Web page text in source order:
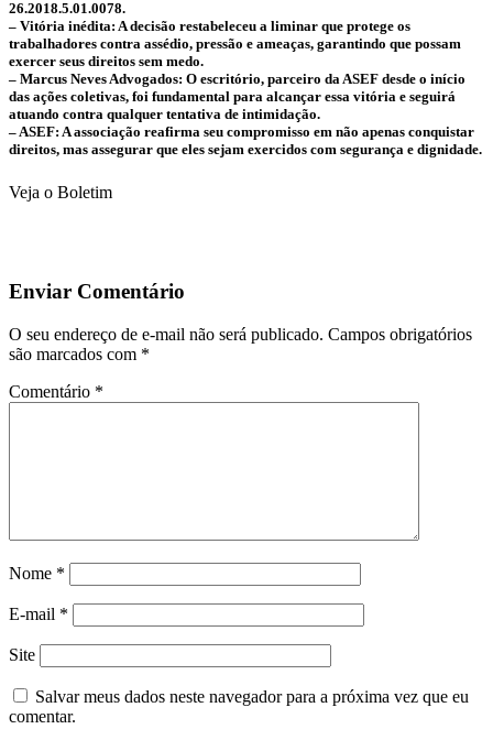
26.2018.5.01.0078.
– Vitória inédita: A decisão restabeleceu a liminar que protege os
trabalhadores contra assédio, pressão e ameaças, garantindo que possam
exercer seus direitos sem medo.
– Marcus Neves Advogados: O escritório, parceiro da ASEF desde o início
das ações coletivas, foi fundamental para alcançar essa vitória e seguirá
atuando contra qualquer tentativa de intimidação.
– ASEF: A associação reafirma seu compromisso em não apenas conquistar
direitos, mas assegurar que eles sejam exercidos com segurança e dignidade.
Veja o Boletim
Enviar Comentário
O seu endereço de e-mail não será publicado. Campos obrigatórios
são marcados com *
Comentário *
Nome *
E-mail *
Site
Salvar meus dados neste navegador para a próxima vez que eu
comentar.